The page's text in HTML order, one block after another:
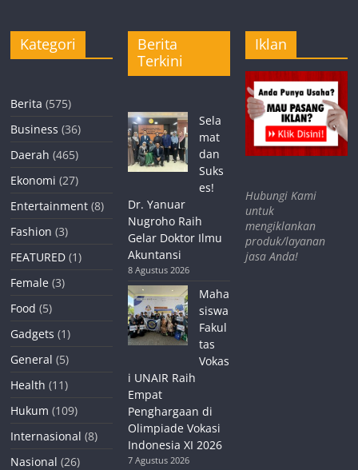
Kategori
Berita (575)
Business (36)
Daerah (465)
Ekonomi (27)
Entertainment (8)
Fashion (3)
FEATURED (1)
Female (3)
Food (5)
Gadgets (1)
General (5)
Health (11)
Hukum (109)
Internasional (8)
Nasional (26)
Berita
Terkini
Sela
mat
dan
Suks
es!
Dr. Yanuar
Nugroho Raih
Gelar Doktor Ilmu
Akuntansi
8 Agustus 2026
Maha
siswa
Fakul
tas
Vokas
i UNAIR Raih
Empat
Penghargaan di
Olimpiade Vokasi
Indonesia XI 2026
7 Agustus 2026
Iklan
Hubungi Kami
untuk
mengiklankan
produk/layanan
jasa Anda!